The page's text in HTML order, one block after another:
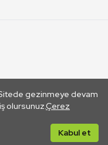
gezinmeye devam
olursunuz.Çerez
Kabul et
yoluyla gidilen dış